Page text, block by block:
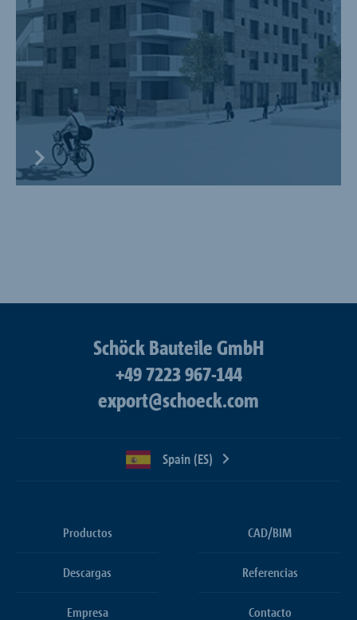
Schöck Bauteile GmbH
+49 7223 967-144
export@schoeck.com
Spain (ES)
Productos CAD/BIM
Descargas Referencias
Empresa Contacto